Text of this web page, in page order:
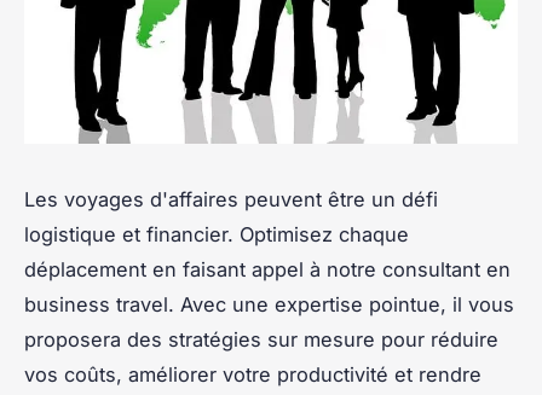
Les voyages d'affaires peuvent être un défi
logistique et financier. Optimisez chaque
déplacement en faisant appel à notre consultant en
business travel. Avec une expertise pointue, il vous
proposera des stratégies sur mesure pour réduire
vos coûts, améliorer votre productivité et rendre